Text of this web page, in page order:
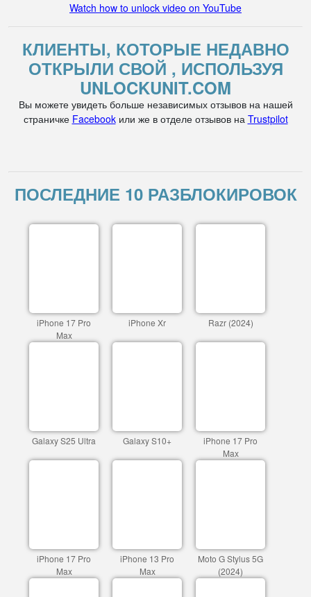
Watch how to unlock video on YouTube
КЛИЕНТЫ, КОТОРЫЕ НЕДАВНО
ОТКРЫЛИ СВОЙ , ИСПОЛЬЗУЯ
UNLOCKUNIT.COM
Вы можете увидеть больше независимых отзывов на нашей
страничке Facebookили же в отделе отзывов на Trustpilot
ПОСЛЕДНИЕ 10 РАЗБЛОКИРОВОК
iPhone 17 Pro
Max
iPhone Xr Razr (2024)
Galaxy S25 Ultra Galaxy S10+
iPhone 17 Pro
Max
iPhone 17 Pro
Max
iPhone 13 Pro
Max
Moto G Stylus 5G
(2024)